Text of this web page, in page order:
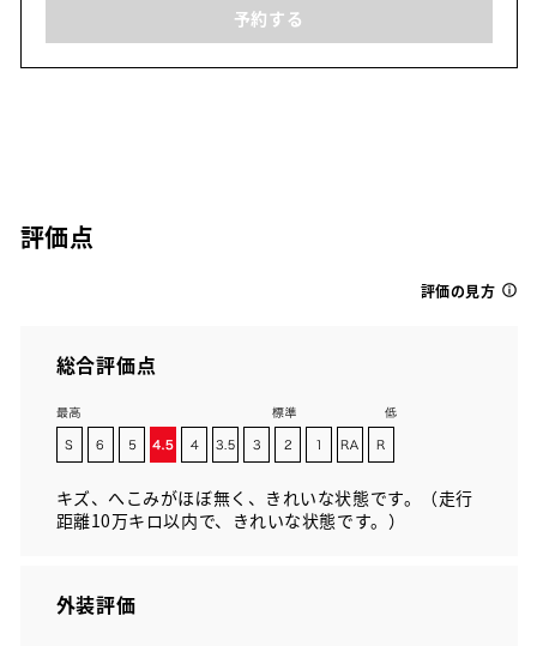
予約する
評価点
評価の見方
総合評価点
キズ、へこみがほぼ無く、きれいな状態です。（走行
距離10万キロ以内で、きれいな状態です。）
外装評価